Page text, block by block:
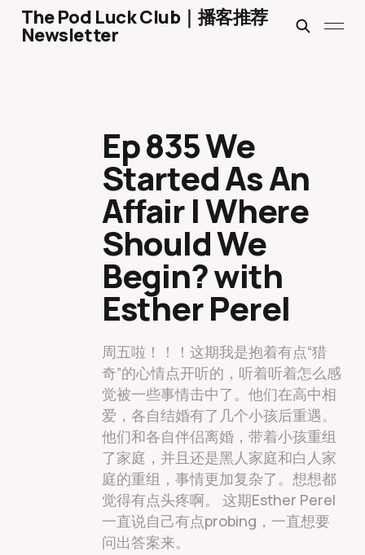
The Pod Luck Club｜播客推荐
Newsletter
Ep 835 We
Started As An
Affair | Where
Should We
Begin? with
Esther Perel
周五啦！！！这期我是抱着有点“猎
奇”的心情点开听的，听着听着怎么感
觉被一些事情击中了。他们在高中相
爱，各自结婚有了几个小孩后重遇。
他们和各自伴侣离婚，带着小孩重组
了家庭，并且还是黑人家庭和白人家
庭的重组，事情更加复杂了。想想都
觉得有点头疼啊。 这期Esther Perel
一直说自己有点probing，一直想要
问出答案来。